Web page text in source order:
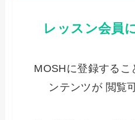
レッスン会員
MOSHに登録するこ
ンテンツが 閲覧